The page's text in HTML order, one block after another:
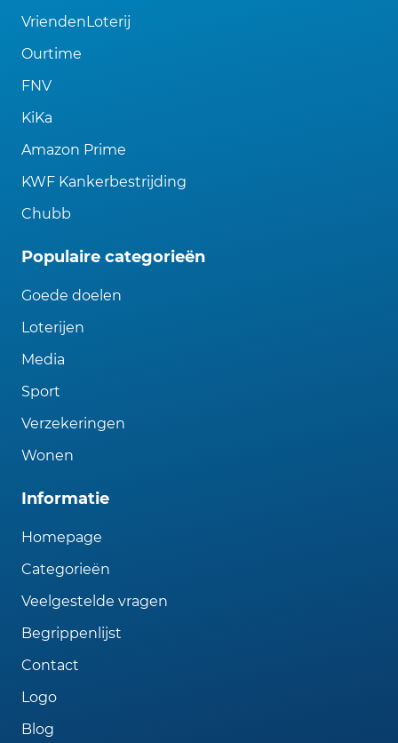
VriendenLoterij
Ourtime
FNV
KiKa
Amazon Prime
KWF Kankerbestrijding
Chubb
Populaire categorieën
Goede doelen
Loterijen
Media
Sport
Verzekeringen
Wonen
Informatie
Homepage
Categorieën
Veelgestelde vragen
Begrippenlijst
Contact
Logo
Blog